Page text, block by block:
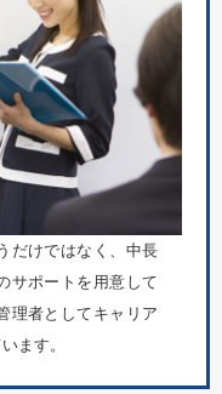
だけではなく、中長
サポートを用意して
理者としてキャリア
ます。